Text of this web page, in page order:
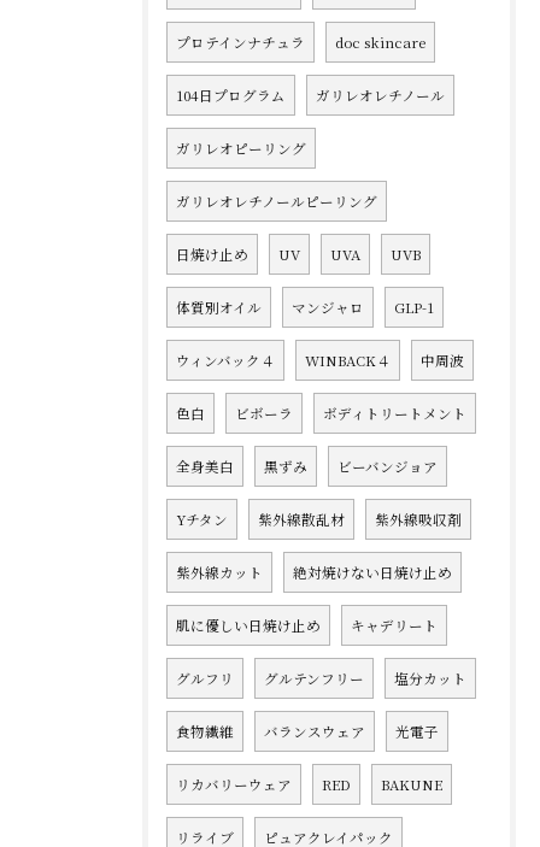
プロテインナチュラ doc skincare
104日プログラム ガリレオレチノール
ガリレオピーリング
ガリレオレチノールピーリング
日焼け止め UV UVA UVB
体質別オイル マンジャロ GLP-1
ウィンバック４ WINBACK４ 中周波
色白 ビボーラ ボディトリートメント
全身美白 黒ずみ ビーバンジョア
Yチタン 紫外線散乱材 紫外線吸収剤
紫外線カット 絶対焼けない日焼け止め
肌に優しい日焼け止め キャデリート
グルフリ グルテンフリー 塩分カット
食物繊維 バランスウェア 光電子
リカバリーウェア RED BAKUNE
リライブ ピュアクレイパック